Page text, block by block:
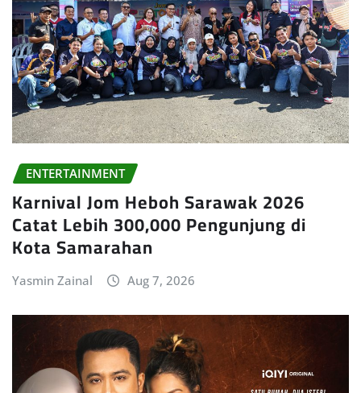
ENTERTAINMENT
Karnival Jom Heboh Sarawak 2026
Catat Lebih 300,000 Pengunjung di
Kota Samarahan
Yasmin Zainal Aug 7, 2026